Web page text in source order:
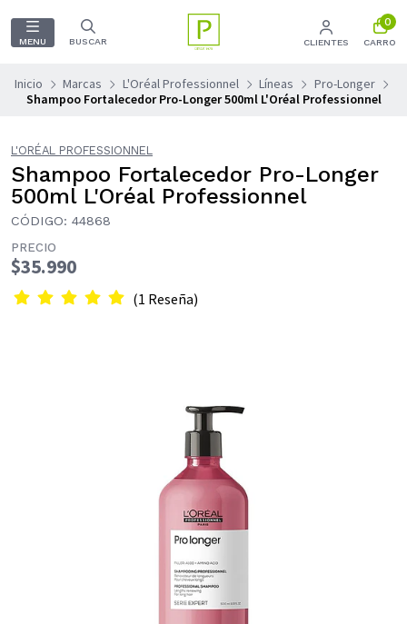
MENU BUSCAR CLIENTES
0
CARRO
Inicio Marcas L'Oréal Professionnel Líneas
Pro-Longer
Shampoo Fortalecedor Pro-Longer 500ml L'Oréal Professionnel
L'ORÉAL PROFESSIONNEL
Shampoo Fortalecedor Pro-Longer
500ml L'Oréal Professionnel
CÓDIGO: 44868
PRECIO
$35.990
(1 Reseña)